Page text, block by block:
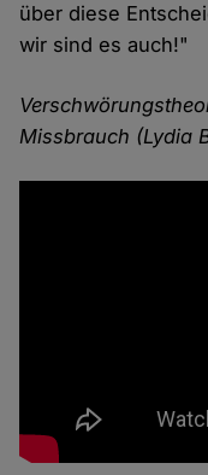
über diese
wir sind es auch!"
Missbrauch (Lydia